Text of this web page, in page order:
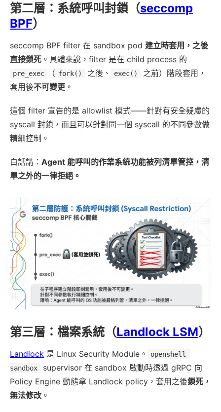
第二層：系統呼叫封鎖（seccomp
BPF）
seccomp BPF filter 在 sandbox pod 建立時套用，之後
直接鎖死 。具體來說，filter 是在 child process 的
pre_exec （ fork() 之後、 exec()
之前）階段套用，
套用後不可變更 。
這個 filter 宣告的是 allowlist 模式——針對有安全疑慮的
syscall 封鎖，而且可以針對同一個 syscall 的不同參數做
精細控制。
白話講： Agent 能呼叫的作業系統功能被列清單管控，清
單之外的一律拒絕。
第三層：檔案系統（Landlock LSM）
Landlock 是 Linux Security Module。
openshell-
sandbox
supervisor 在 sandbox 啟動時透過 gRPC 向
Policy Engine 動態拿 Landlock policy，套用之後鎖死，
無法修改 。